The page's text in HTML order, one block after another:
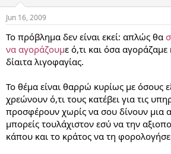
Jun 16, 2009
Το πρόβλημα δεν είναι εκεί: απλώς θα
να αγοράζουμε ό,τι και όσα
δίαιτα λιγοφαγίας.
Το θέμα είναι θαρρώ κυρίως με όσους
χρεώνουν ό,τι τους κατέβει για τις
προσφέρουν χωρίς να σου δίνουν μια
μπορείς τουλάχιστον εσύ να την
κάπου και το κράτος να τη